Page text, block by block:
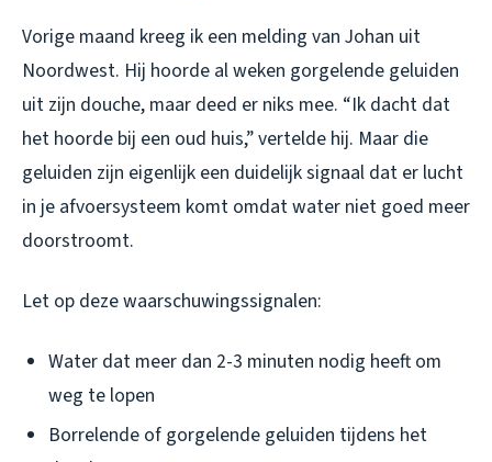
Vorige maand kreeg ik een melding van Johan uit
Noordwest. Hij hoorde al weken gorgelende geluiden
uit zijn douche, maar deed er niks mee. “Ik dacht dat
het hoorde bij een oud huis,” vertelde hij. Maar die
geluiden zijn eigenlijk een duidelijk signaal dat er lucht
in je afvoersysteem komt omdat water niet goed meer
doorstroomt.
Let op deze waarschuwingssignalen:
Water dat meer dan 2-3 minuten nodig heeft om
weg te lopen
Borrelende of gorgelende geluiden tijdens het